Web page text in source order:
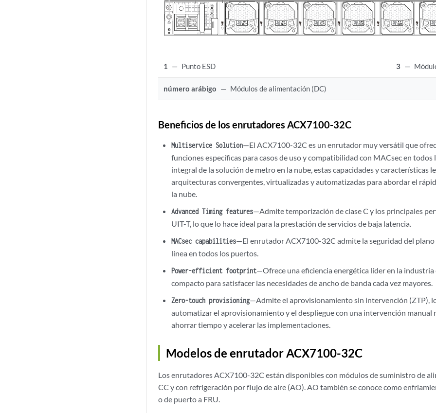
1 — Punto ESD 3 —
número arábigo — Módulos de alimentación (DC)
Beneficios de los enrutadores ACX7100-32C
Multiservice Solution—El ACX7100-32C es un enrutador muy versátil que
funciones específicas para casos de uso y compatibilidad con MACsec en
integral de la solución de metro en la nube, estas capacidades y características
arquitecturas convergentes, virtualizadas y automatizadas para abordar el
la nube.
Advanced Timing features—Admite temporización de clase C y los principales
UIT-T, lo que lo hace ideal para la prestación de servicios de baja latencia.
MACsec capabilities—El enrutador ACX7100-32C admite la seguridad del plano
línea en todos los puertos.
Power-efficient footprint—Ofrece una eficiencia energética líder en la
compacto para satisfacer las necesidades de ancho de banda cada vez mayores.
Zero-touch provisioning—Admite el aprovisionamiento sin intervención (ZTP),
automatizar el aprovisionamiento y el despliegue con una intervención manual
ahorrar tiempo y acelerar las implementaciones.
Modelos de enrutador ACX7100-32C
Los enrutadores ACX7100-32C están disponibles con módulos de suministro de
CC y con refrigeración por flujo de aire (AO). AO también se conoce como
o de puerto a FRU.